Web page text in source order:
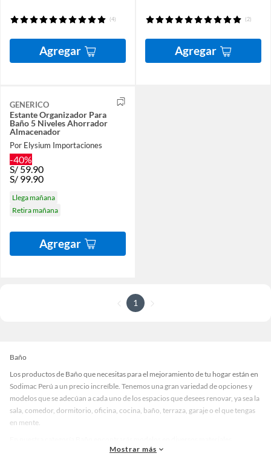
(4)
Agregar
(2)
Agregar
GENERICO
Estante Organizador Para
Baño 5 Niveles Ahorrador
Almacenador
Por Elysium Importaciones
-40%
S/59.90
S/ 99.90
Llega mañana
Retira mañana
Agregar
1
Baño
Los productos de Baño que necesitas para el mejoramiento de tu hogar están en
Sodimac Perú a un precio increíble. Tenemos una gran variedad de opciones y
modelos que se adecúan a cada uno de los espacios que desees renovar, ya sea la
sala, comedor, dormitorio, oficina, cocina, baño, terraza, garaje o el que tengas
en mente.
medidas, colores y demás características específicas de tu preferencia. Recuerda
Mostrar más